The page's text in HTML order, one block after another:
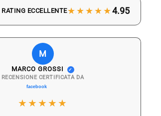
RATING ECCELLENTE★★★★★4.95
M
MARCO GROSSI ✓
RECENSIONE CERTIFICATA DA
★★★★★